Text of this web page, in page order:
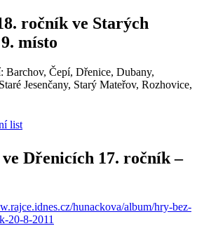
ročník ve Starých
místo
Barchov, Čepí, Dřenice, Dubany,
Jesenčany, Starý Mateřov, Rozhovice,
ve Dřenicích 17. ročník –
hunackova/album/hry-bez-
20-8-2011